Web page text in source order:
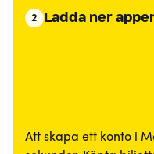
2 Ladda ner
Att skapa ett konto i